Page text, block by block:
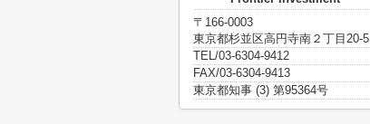
〒166-0003
東京都杉並区高円寺南２丁目20-5
TEL/03-6304-9412
FAX/03-6304-9413
東京都知事 (3) 第95364号